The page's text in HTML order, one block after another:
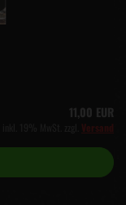
11,00 EUR
Versand